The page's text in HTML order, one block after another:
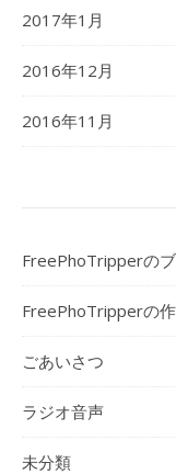
2017年1月
2016年12月
2016年11月
FreePhoTripperの
FreePhoTripperの
ごあいさつ
ラジオ音声
未分類